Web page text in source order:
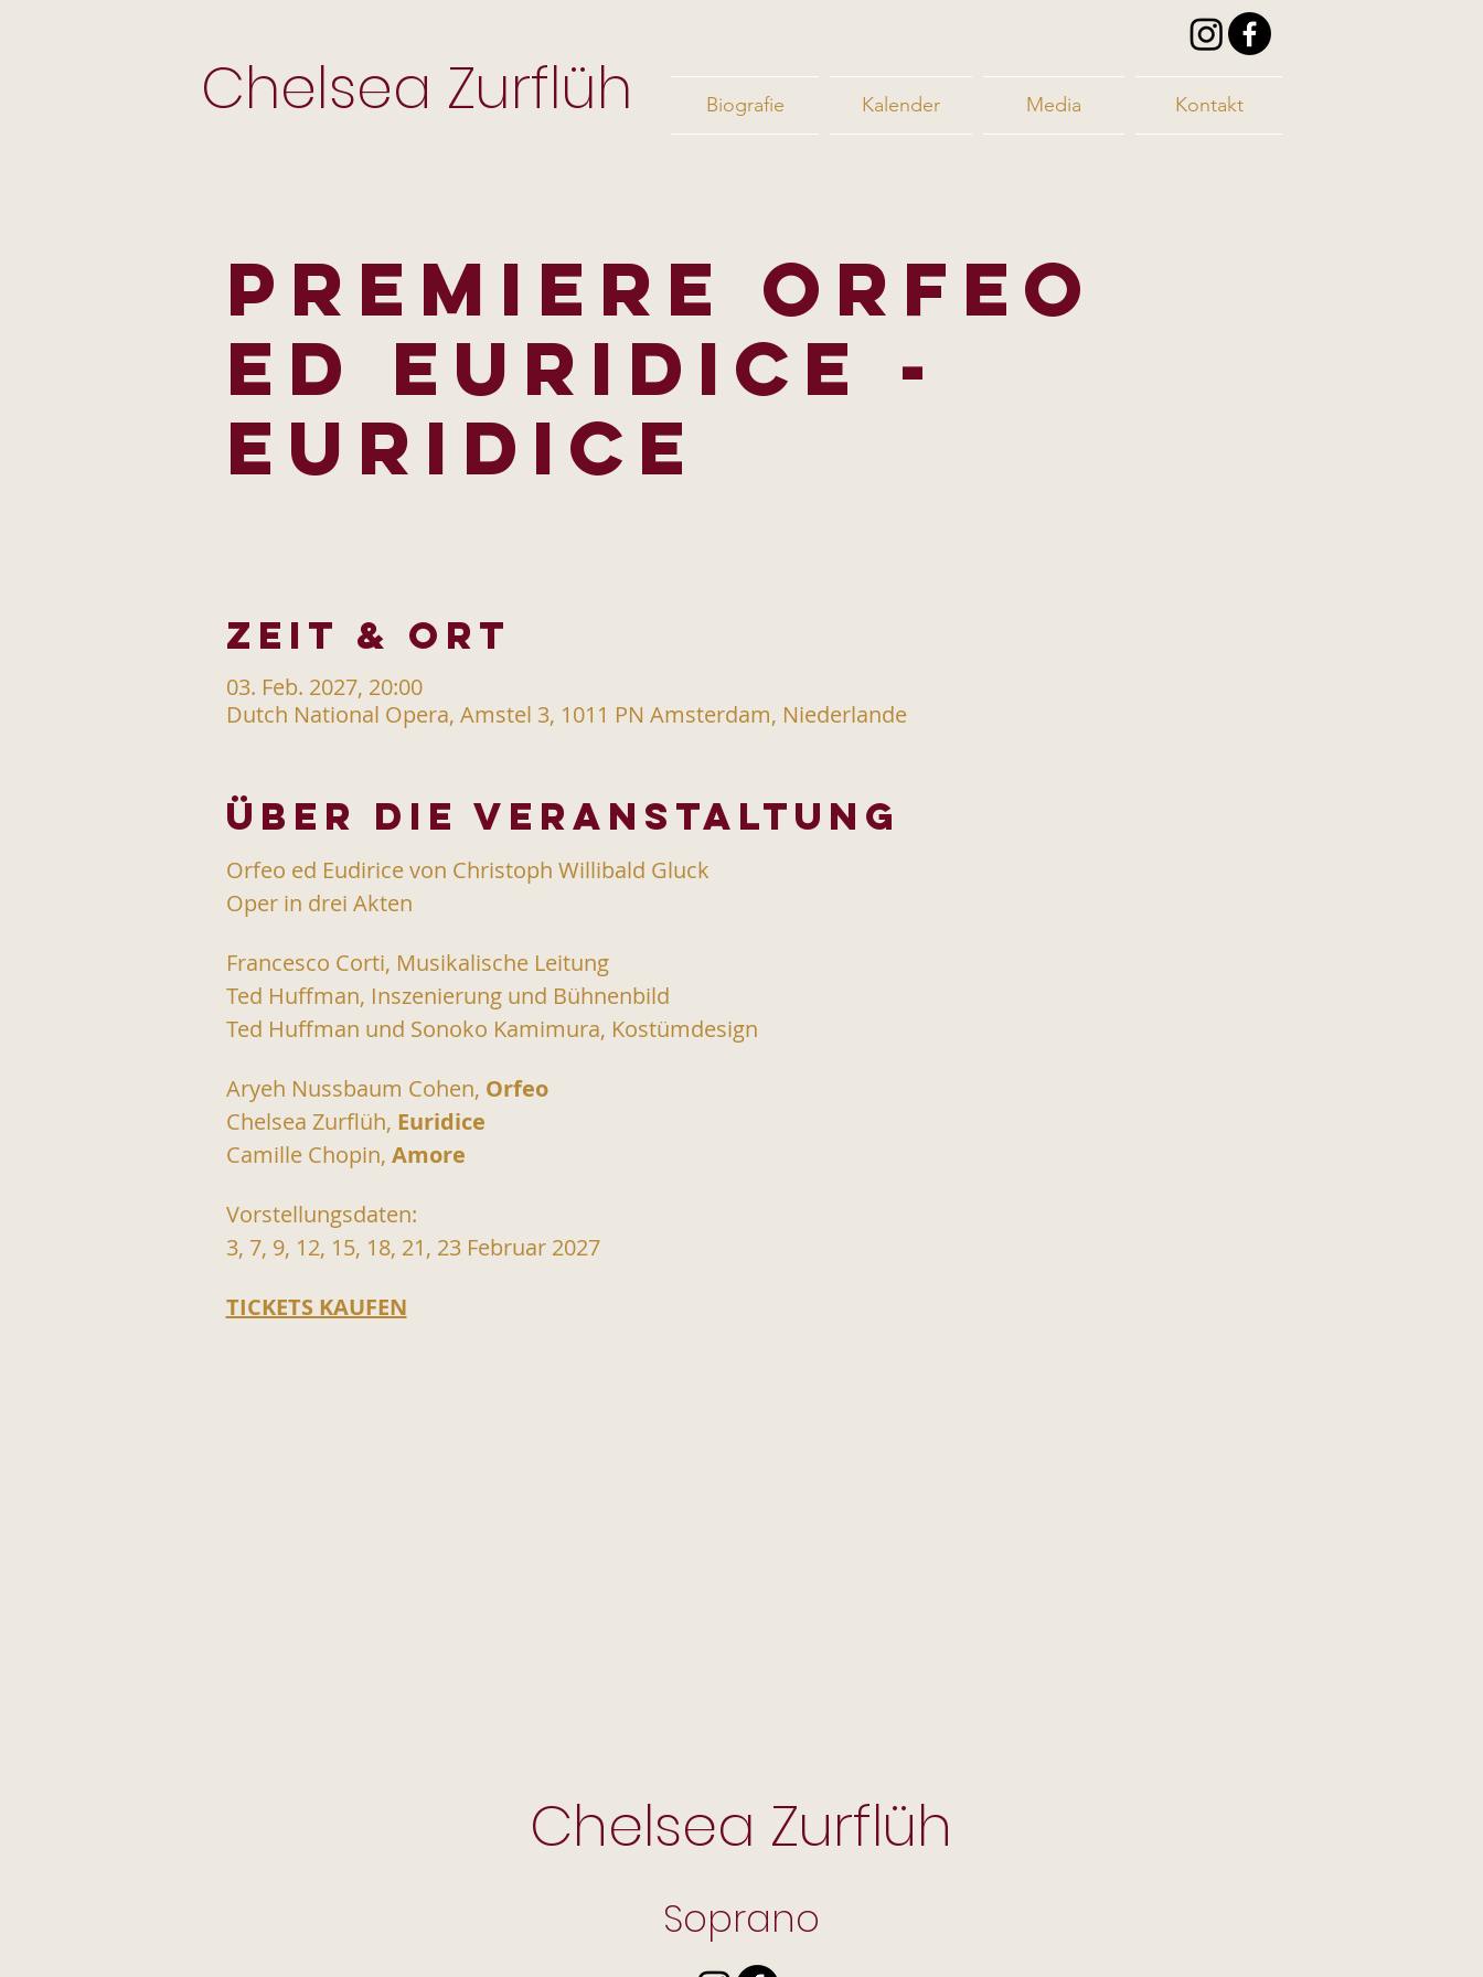
Chelsea Zurflüh Biografie Kalender Media Kontakt
PREMIERE ORFEO
ED EURIDICE -
EURIDICE
Zeit & Ort
03. Feb. 2027, 20:00
Dutch National Opera, Amstel 3, 1011 PN Amsterdam, Niederlande
Über die Veranstaltung
Orfeo ed Eudirice von Christoph Willibald Gluck
Oper in drei Akten
Francesco Corti, Musikalische Leitung
Ted Huffman, Inszenierung und Bühnenbild
Ted Huffman und Sonoko Kamimura, Kostümdesign
Aryeh Nussbaum Cohen, Orfeo
Chelsea Zurflüh, Euridice
Camille Chopin, Amore
Vorstellungsdaten:
3, 7, 9, 12, 15, 18, 21, 23 Februar 2027
TICKETS KAUFEN
Chelsea Zurflüh
Soprano